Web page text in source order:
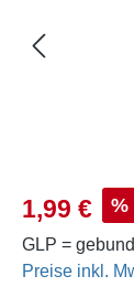
Verkaufspreis:
1,99 € %
GLP =
Preise inkl.